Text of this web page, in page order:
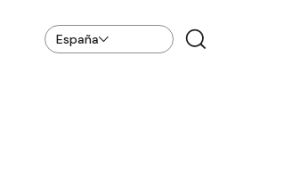
España